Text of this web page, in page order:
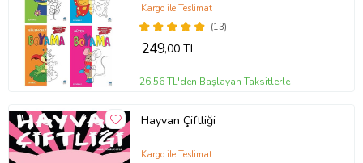
(13)
Kargo ile Teslimat
249,00 TL
26,56 TL'den Başlayan Taksitlerle
Hayvan Çiftliği
Kargo ile Teslimat